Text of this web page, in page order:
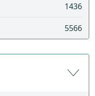
1436
5566